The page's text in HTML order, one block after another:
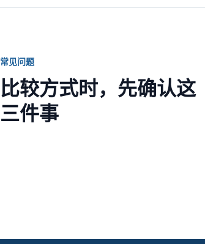
常见问题
比较方式时，先确认这
三件事